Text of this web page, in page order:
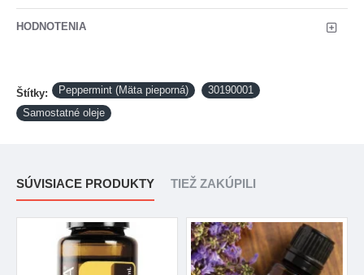
HODNOTENIA
Štítky: Peppermint (Mäta pieporná)
30190001
Samostatné oleje
SÚVISIACE PRODUKTY TIEŽ ZAKÚPILI